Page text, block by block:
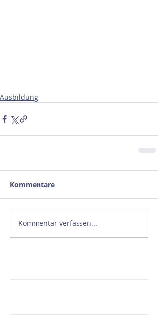
Ausbildung
Kommentare
Kommentar verfassen...